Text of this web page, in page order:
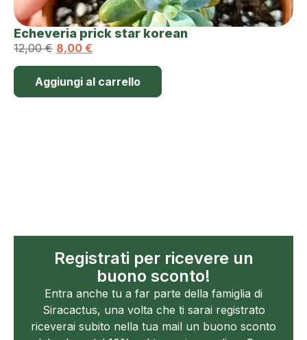
Echeveria prick star korean
12,00€ 8,00 €
Aggiungi al carrello
Registrati per ricevere un
buono sconto!
Entra anche tu a far parte della famiglia di
Siracactus, una volta che ti sarai registrato
riceverai subito nella tua mail un buono sconto